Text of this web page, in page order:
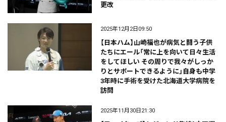
更改
2025年12月2日09:50
【日本ハム】山崎福也が病気と闘う子供
たちにエール「常に上を向いて日々生活
をしてほしい その周りで我々がしっか
りとサポートできるように」自身も中学
3年時に手術を受けた北海道大学病院を
訪問
2025年11月30日21:30